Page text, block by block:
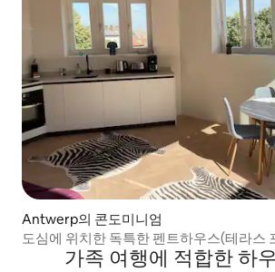
Antwerp의 콘도미니엄
도심에 위치한 독특한 펜트하우스(테라스
가족 여행에 적합한 하